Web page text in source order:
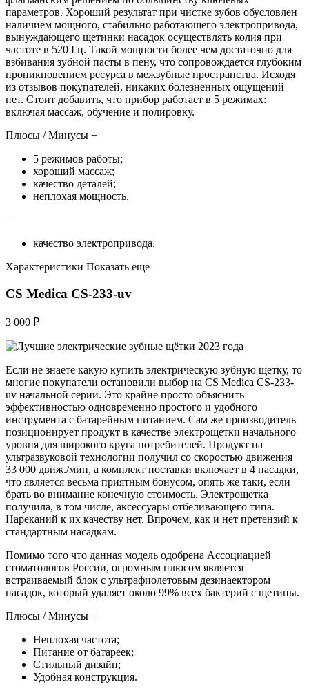
параметров. Хороший результат при чистке зубов обусловлен
наличием мощного, стабильно работающего электропривода,
вынуждающего щетинки насадок осуществлять колия при
частоте в 520 Гц. Такой мощности более чем достаточно для
взбивания зубной пасты в пену, что сопровождается глубоким
проникновением ресурса в межзубные пространства. Исходя
из отзывов покупателей, никаких болезненных ощущений
нет. Стоит добавить, что прибор работает в 5 режимах:
включая массаж, обучение и полировку.
Плюсы / Минусы +
5 режимов работы;
хороший массаж;
качество деталей;
неплохая мощность.
—
качество электропривода.
Характеристики Показать еще
CS Medica CS-233-uv
3 000 ₽
Если не знаете какую купить электрическую зубную щетку, то
многие покупатели остановили выбор на CS Medica CS-233-
uv начальной серии. Это крайне просто объяснить
эффективностью одновременно простого и удобного
инструмента с батарейным питанием. Сам же производитель
позиционирует продукт в качестве электрощетки начального
уровня для широкого круга потребителей. Продукт на
ультразвуковой технологии получил со скоростью движения
33 000 движ./мин, а комплект поставки включает в 4 насадки,
что является весьма приятным бонусом, опять же таки, если
брать во внимание конечную стоимость. Электрощетка
получила, в том числе, аксессуары отбеливающего типа.
Нареканий к их качеству нет. Впрочем, как и нет претензий к
стандартным насадкам.
Помимо того что данная модель одобрена Ассоциацией
стоматологов России, огромным плюсом является
встраиваемый блок с ультрафиолетовым дезинaектором
насадок, который удаляет около 99% всех бактерий с щетины.
Плюсы / Минусы +
Неплохая частота;
Питание от батареек;
Стильный дизайн;
Удобная конструкция.